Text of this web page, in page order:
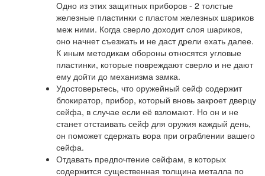
Одно из этих защитных приборов - 2 толстые
железные пластинки с пластом железных шариков
меж ними. Когда сверло доходит слоя шариков,
оно начнет съезжать и не даст дрели ехать далее.
К иным методикам обороны относятся угловые
пластинки, которые повреждают сверло и не дают
ему дойти до механизма замка.
Удостоверьтесь, что оружейный сейф содержит
блокиратор, прибор, который вновь закроет дверцу
сейфа, в случае если её взломают. Но он и не
станет отстаивать сейф для оружия каждый день,
он поможет сдержать вора при ограблении вашего
сейфа.
Отдавать предпочтение сейфам, в которых
содержится существенная толщина металла по